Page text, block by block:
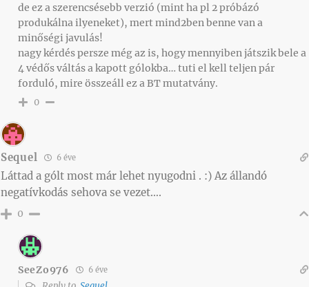
de ez a szerencsésebb verzió (mint ha pl 2 próbázó
produkálna ilyeneket), mert mind2ben benne van a
minőségi javulás!
nagy kérdés persze még az is, hogy mennyiben játszik bele a
4 védős váltás a kapott gólokba… tuti el kell teljen pár
forduló, mire összeáll ez a BT mutatvány.
0
Sequel 6 éve
Láttad a gólt most már lehet nyugodni . :) Az állandó
negatívkodás sehova se vezet….
0
SeeZo976 6 éve